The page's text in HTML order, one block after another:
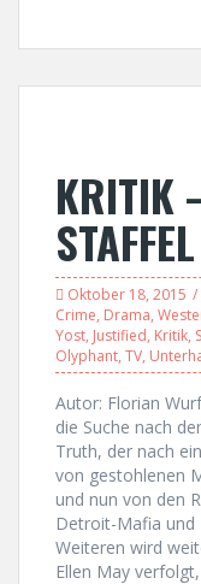
KRITIK
Oktober 18, 2015
Crime, Drama,
Yost, Justified, Kritik,
Olyphant, TV,
Autor: Florian
die Suche nach
Truth, der nach
von gestohlenen
und nun von den
Detroit-Mafia und
Weiteren wird
Ellen May